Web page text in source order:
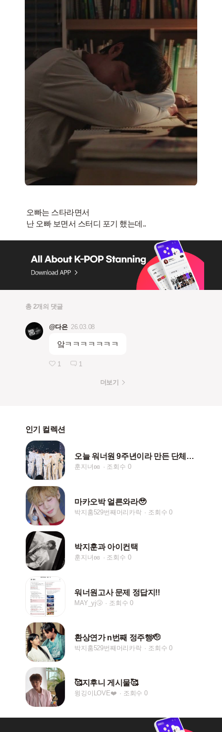
오빠는 스타라면서
총 2개의 댓글
@다은 26.03.08
앜ㅋㅋㅋㅋㅋㅋㅋ
1 1
더보기
인기 컬렉션
오늘 워너원 9주년이라 만든 단체사진 모음-★
훈지녀ʚɞ 조회수 0
마카오박 얼른와라🥹
박지훔529번째머리카락 조회수 0
박지훈과 아이컨택
훈지녀ʚɞ 조회수 0
워너원고사 문제 정답지!!
MAY_yj🤧 조회수 0
환상연가 n번째 정주행🫡
박지훔529번째머리카락 조회수 0
🥰지후니 게시물🥰
윙깅이LOVE❤️ 조회수 0